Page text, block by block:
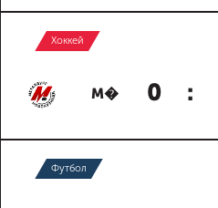
Хоккей
М� 0 :
Футбол